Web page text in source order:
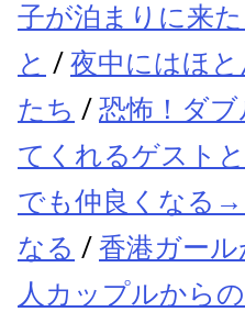
子が泊まりに来
と / 夜中にはほ
たち / 恐怖！ダ
てくれるゲスト
でも仲良くなる
なる / 香港ガー
人カップルから